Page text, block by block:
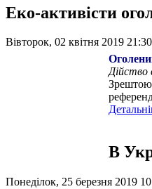
Еко-активісти
Вівторок, 02 квітня 2019
Дійство
В
Понеділок, 25 березня 2019